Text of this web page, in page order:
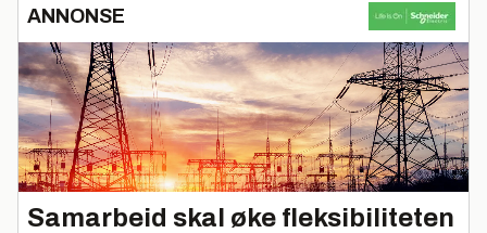
ANNONSE
Samarbeid skal øke fleksibiliteten